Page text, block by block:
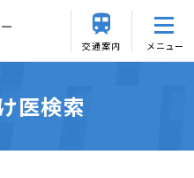
交通案内 メニュー
医検索